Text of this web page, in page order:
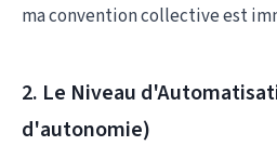
ma convention collective est
2. Le Niveau
d'autonomie)